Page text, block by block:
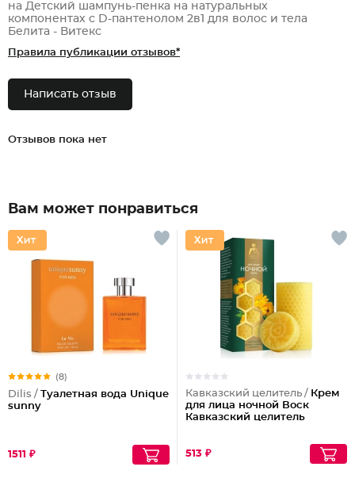
на Детский шампунь-пенка на натуральных
компонентах с D-пантенолом 2в1 для волос и тела
Белита - Витекс
Правила публикации отзывов*
Написать отзыв
Отзывов пока нет
Вам может понравиться
(8)
Dilis / Туалетная вода Unique
sunny
1511 ₽
Кавказский целитель / Крем
для лица ночной Воск
Кавказский целитель
513 ₽